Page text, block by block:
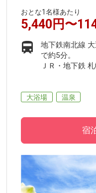
おとな1名様あたり
5,440円〜
地下鉄南北線
で約5分。
ＪＲ・地下鉄
大浴場 温泉
宿